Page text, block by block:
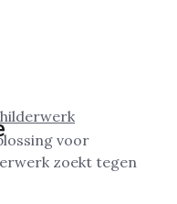
voor
zoekt tegen